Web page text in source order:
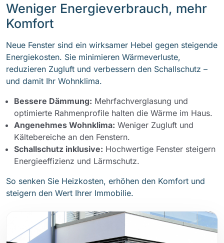
Weniger Energieverbrauch, mehr
Komfort
Neue Fenster sind ein wirksamer Hebel gegen steigende
Energiekosten. Sie minimieren Wärmeverluste,
reduzieren Zugluft und verbessern den Schallschutz –
und damit Ihr Wohnklima.
Bessere Dämmung: Mehrfachverglasung und
optimierte Rahmenprofile halten die Wärme im Haus.
Angenehmes Wohnklima: Weniger Zugluft und
Kältebereiche an den Fenstern.
Schallschutz inklusive: Hochwertige Fenster steigern
Energieeffizienz und Lärmschutz.
So senken Sie Heizkosten, erhöhen den Komfort und
steigern den Wert Ihrer Immobilie.